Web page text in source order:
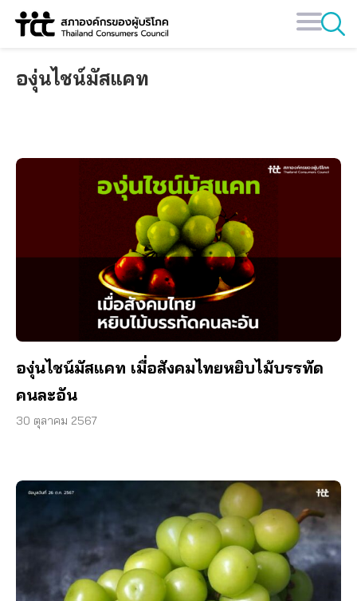
Skip
องุ่นไชน์มัสแคท
องุ่นไชน์มัสแคท เมื่อสังคมไทยหยิบไม้บรรทัด
คนละอัน
30 ตุลาคม 2567